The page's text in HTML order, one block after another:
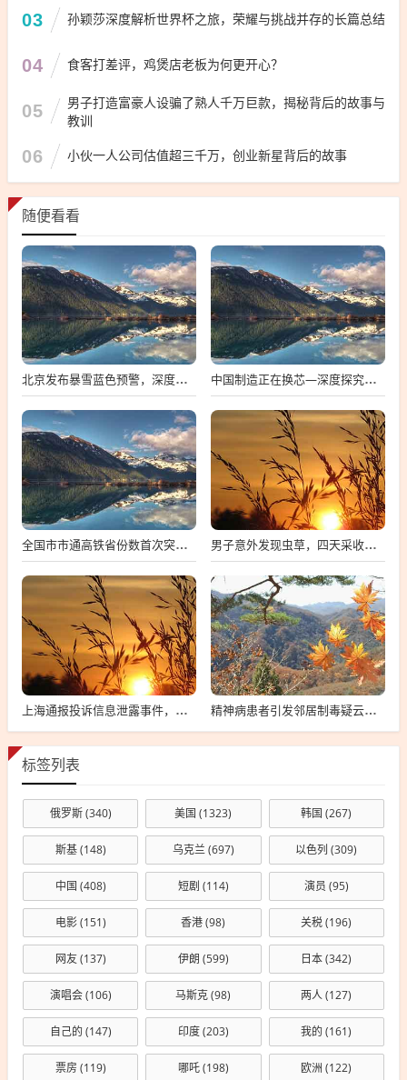
03 孙颖莎深度解析世界杯之旅，荣耀与挑战并存的长篇总结
04 食客打差评，鸡煲店老板为何更开心？
05
男子打造富豪人设骗了熟人千万巨款，揭秘背后的故事与
教训
06 小伙一人公司估值超三千万，创业新星背后的故事
随便看看
北京发布暴雪蓝色预警，深度解析与多维度观察 中国制造正在换芯—深度探究中国芯片产业的崛起与挑战
全国市市通高铁省份数首次突破两位数，中国高铁建设迈入新时代 男子意外发现虫草，四天采收数百根，探寻背后的故事与影响
上海通报投诉信息泄露事件，向12345投诉遭遇信息泄露的警示与反思 精神病患者引发邻居制毒疑云，事件深度解析与公众反响观察
标签列表
俄罗斯(340) 美国 (1323) 韩国 (267)
斯基(148) 乌克兰(697) 以色列 (309)
中国 (408) 短剧 (114) 演员 (95)
电影(151) 香港(98) 关税(196)
网友(137) 伊朗 (599) 日本(342)
演唱会(106) 马斯克(98) 两人(127)
自己的 (147) 印度(203) 我的 (161)
票房 (119) 哪吒(198) 欧洲 (122)